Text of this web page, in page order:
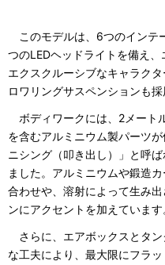
このモデルは、6つのインテ
つのLEDヘッドライトを備え
エクスクルーシブなキャラク
ロワリングサスペンションも採
ボディワークには、2メート
を含むアルミニウム製パーツ
ニシング（叩き出し）」と呼
ました。アルミニウムや鍛造
合わせや、溶射によって生み
ンにアクセントを加えています
さらに、エアボックスとタ
な工夫により、最大限にフラ